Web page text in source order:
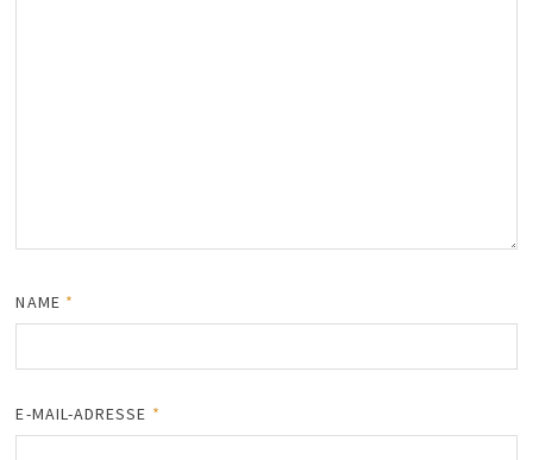
NAME *
E-MAIL-ADRESSE *